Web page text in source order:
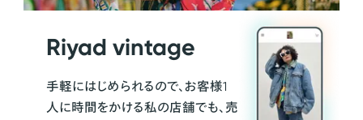
Riyad vintage
手軽にはじめられるので、お客様1
人に時間をかける私の店舗でも、売